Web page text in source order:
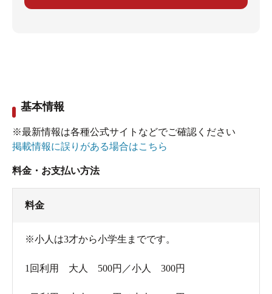
基本情報
※最新情報は各種公式サイトなどでご確認ください
掲載情報に誤りがある場合はこちら
料金・お支払い方法
料金
※小人は3才から小学生までです。
1回利用 大人 500円／小人 300円